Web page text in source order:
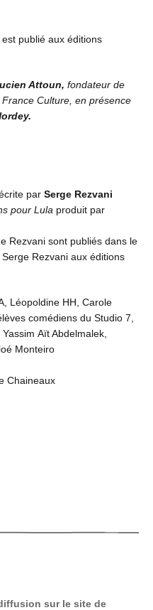
est publié aux éditions
Attoun, fondateur de
Culture, en présence
par Serge Rezvani
pour Lula produit par
Rezvani sont publiés dans le
Serge Rezvani aux éditions
Léopoldine HH, Carole
comédiens du Studio 7,
Aït Abdelmalek,
Monteiro
Chaineaux
sur le site de